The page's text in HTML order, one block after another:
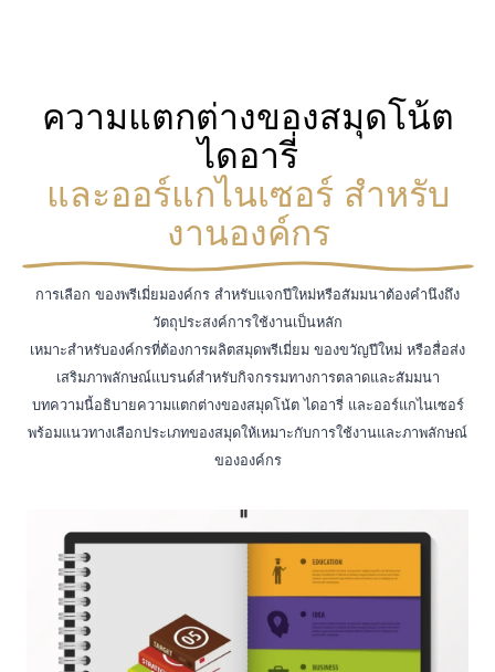
ความแตกต่างของสมุดโน้ต
ไดอารี่
และออร์แกไนเซอร์ สำหรับ
งานองค์กร
การเลือก ของพรีเมี่ยมองค์กร สำหรับแจกปีใหม่หรือสัมมนาต้องคำนึงถึง
วัตถุประสงค์การใช้งานเป็นหลัก
เหมาะสำหรับองค์กรที่ต้องการผลิตสมุดพรีเมี่ยม ของขวัญปีใหม่ หรือสื่อส่ง
เสริมภาพลักษณ์แบรนด์สำหรับกิจกรรมทางการตลาดและสัมมนา
บทความนี้อธิบายความแตกต่างของสมุดโน้ต ไดอารี่ และออร์แกไนเซอร์
พร้อมแนวทางเลือกประเภทของสมุดให้เหมาะกับการใช้งานและภาพลักษณ์
ขององค์กร